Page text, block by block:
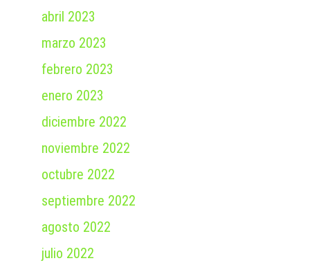
abril 2023
marzo 2023
febrero 2023
enero 2023
diciembre 2022
noviembre 2022
octubre 2022
septiembre 2022
agosto 2022
julio 2022